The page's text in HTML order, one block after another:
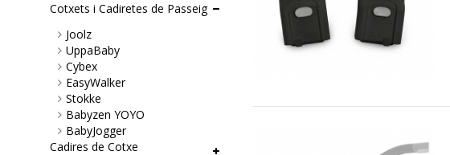
Cotxets i Cadiretes de Passeig
Joolz
UppaBaby
Cybex
EasyWalker
Stokke
Babyzen YOYO
BabyJogger
Cadires de Cotxe